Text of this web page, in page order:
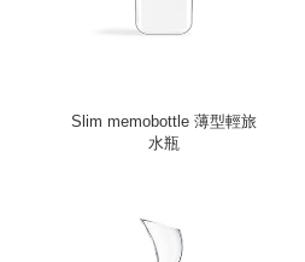
Slim memobottle 薄型輕旅
水瓶